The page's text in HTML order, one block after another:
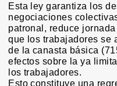
Esta ley garantiza los
negociaciones
patronal, reduce
que los trabajadores se
de la canasta básica
efectos sobre la ya
los trabajadores.
Esto constituye una